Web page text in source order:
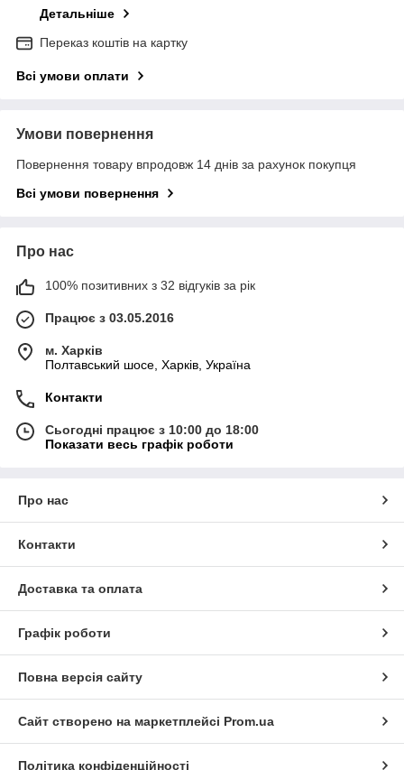
Детальніше
Переказ коштів на картку
Всі умови оплати
Умови повернення
Повернення товару впродовж 14 днів за рахунок покупця
Всі умови повернення
Про нас
100% позитивних з 32 відгуків за рік
Працює з 03.05.2016
м. Харків
Полтавський шосе, Харків, Україна
Контакти
Сьогодні працює з 10:00 до 18:00
Показати весь графік роботи
Про нас
Контакти
Доставка та оплата
Графік роботи
Повна версія сайту
Сайт створено на маркетплейсі Prom.ua
Політика конфіденційності